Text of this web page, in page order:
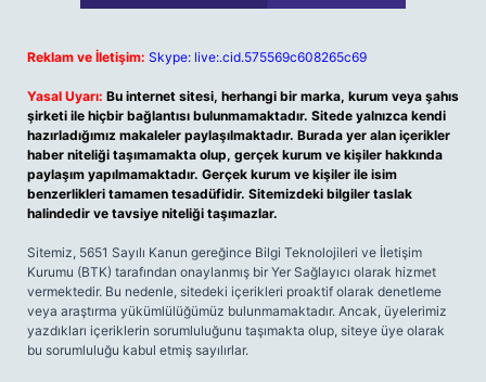
Reklam ve İletişim: Skype: live:.cid.575569c608265c69
Yasal Uyarı: Bu internet sitesi, herhangi bir marka, kurum veya şahıs
şirketi ile hiçbir bağlantısı bulunmamaktadır. Sitede yalnızca kendi
hazırladığımız makaleler paylaşılmaktadır. Burada yer alan içerikler
haber niteliği taşımamakta olup, gerçek kurum ve kişiler hakkında
paylaşım yapılmamaktadır. Gerçek kurum ve kişiler ile isim
benzerlikleri tamamen tesadüfidir. Sitemizdeki bilgiler taslak
halindedir ve tavsiye niteliği taşımazlar.
Sitemiz, 5651 Sayılı Kanun gereğince Bilgi Teknolojileri ve İletişim
Kurumu (BTK) tarafından onaylanmış bir Yer Sağlayıcı olarak hizmet
vermektedir. Bu nedenle, sitedeki içerikleri proaktif olarak denetleme
veya araştırma yükümlülüğümüz bulunmamaktadır. Ancak, üyelerimiz
yazdıkları içeriklerin sorumluluğunu taşımakta olup, siteye üye olarak
bu sorumluluğu kabul etmiş sayılırlar.